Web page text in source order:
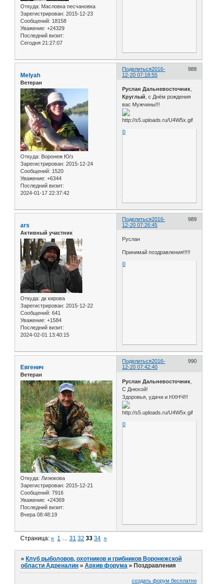
Откуда: Масловка песчановка
Зарегистрирован: 2015-12-23
Сообщений: 18158
Уважение: +24329
Последний визит:
Сегодня 21:27:07
Поделиться 988
2016-
12-20 07:18:55
Melyah
Ветеран
Откуда: Воронеж Ю/з
Зарегистрирован: 2015-12-24
Сообщений: 1520
Уважение: +6344
Последний визит:
2024-01-17 22:37:42
Руслан Дальневосточник
Круглый , с Днём рождения
вас Мужчины!!!
0
Поделиться 989
2016-
12-20 07:26:45
ars
Активный участник
Откуда: дк кирова
Зарегистрирован: 2015-12-22
Сообщений: 641
Уважение: +1584
Последний визит:
2024-02-01 13:40:15
Руслан
Принимай поздравления!!!!!
0
Поделиться 990
2016-
12-20 07:42:40
Евгенич
Ветеран
Откуда: Лизюкова
Зарегистрирован: 2015-12-21
Сообщений: 7916
Уважение: +24369
Последний визит:
Вчера 08:48:19
Руслан Дальневосточник
С Днюхой!
Здоровья, удачи и НХНЧ!!!
0
Страница:« 1 … 31 32 33 34 »
» Клуб рыболовов, охотников и грибников Воронежской
области Адреналин »Архив форума » Поздравления
создать форум бесплатно